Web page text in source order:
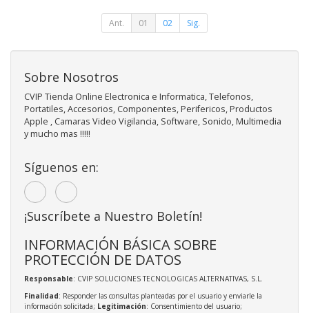
Ant. 01 02 Sig.
Sobre Nosotros
CVIP Tienda Online Electronica e Informatica, Telefonos,
Portatiles, Accesorios, Componentes, Perifericos, Productos
Apple , Camaras Video Vigilancia, Software, Sonido, Multimedia
y mucho mas !!!!!
Síguenos en:
¡Suscríbete a Nuestro Boletín!
INFORMACIÓN BÁSICA SOBRE
PROTECCIÓN DE DATOS
Responsable: CVIP SOLUCIONES TECNOLOGICAS ALTERNATIVAS, S.L.
Finalidad: Responder las consultas planteadas por el usuario y enviarle la
información solicitada; Legitimación: Consentimiento del usuario;